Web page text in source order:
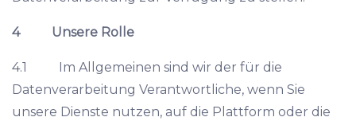
4 Unsere Rolle
4.1 Im Allgemeinen sind wir der für die
Datenverarbeitung Verantwortliche, wenn Sie
unsere Dienste nutzen, auf die Plattform oder die